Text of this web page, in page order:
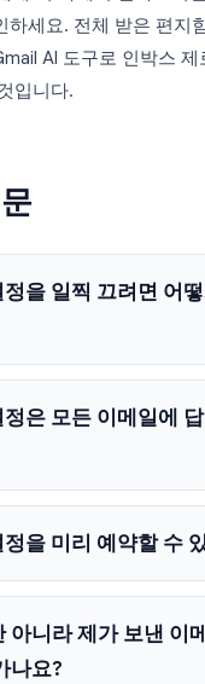
하세요. 전체 받은 편지
AI 도구로 인박스
입니다.
을 일찍 끄려면 어
은 모든 이메일에
을 미리 예약할 수
아니라 제가 보낸 이
나요?